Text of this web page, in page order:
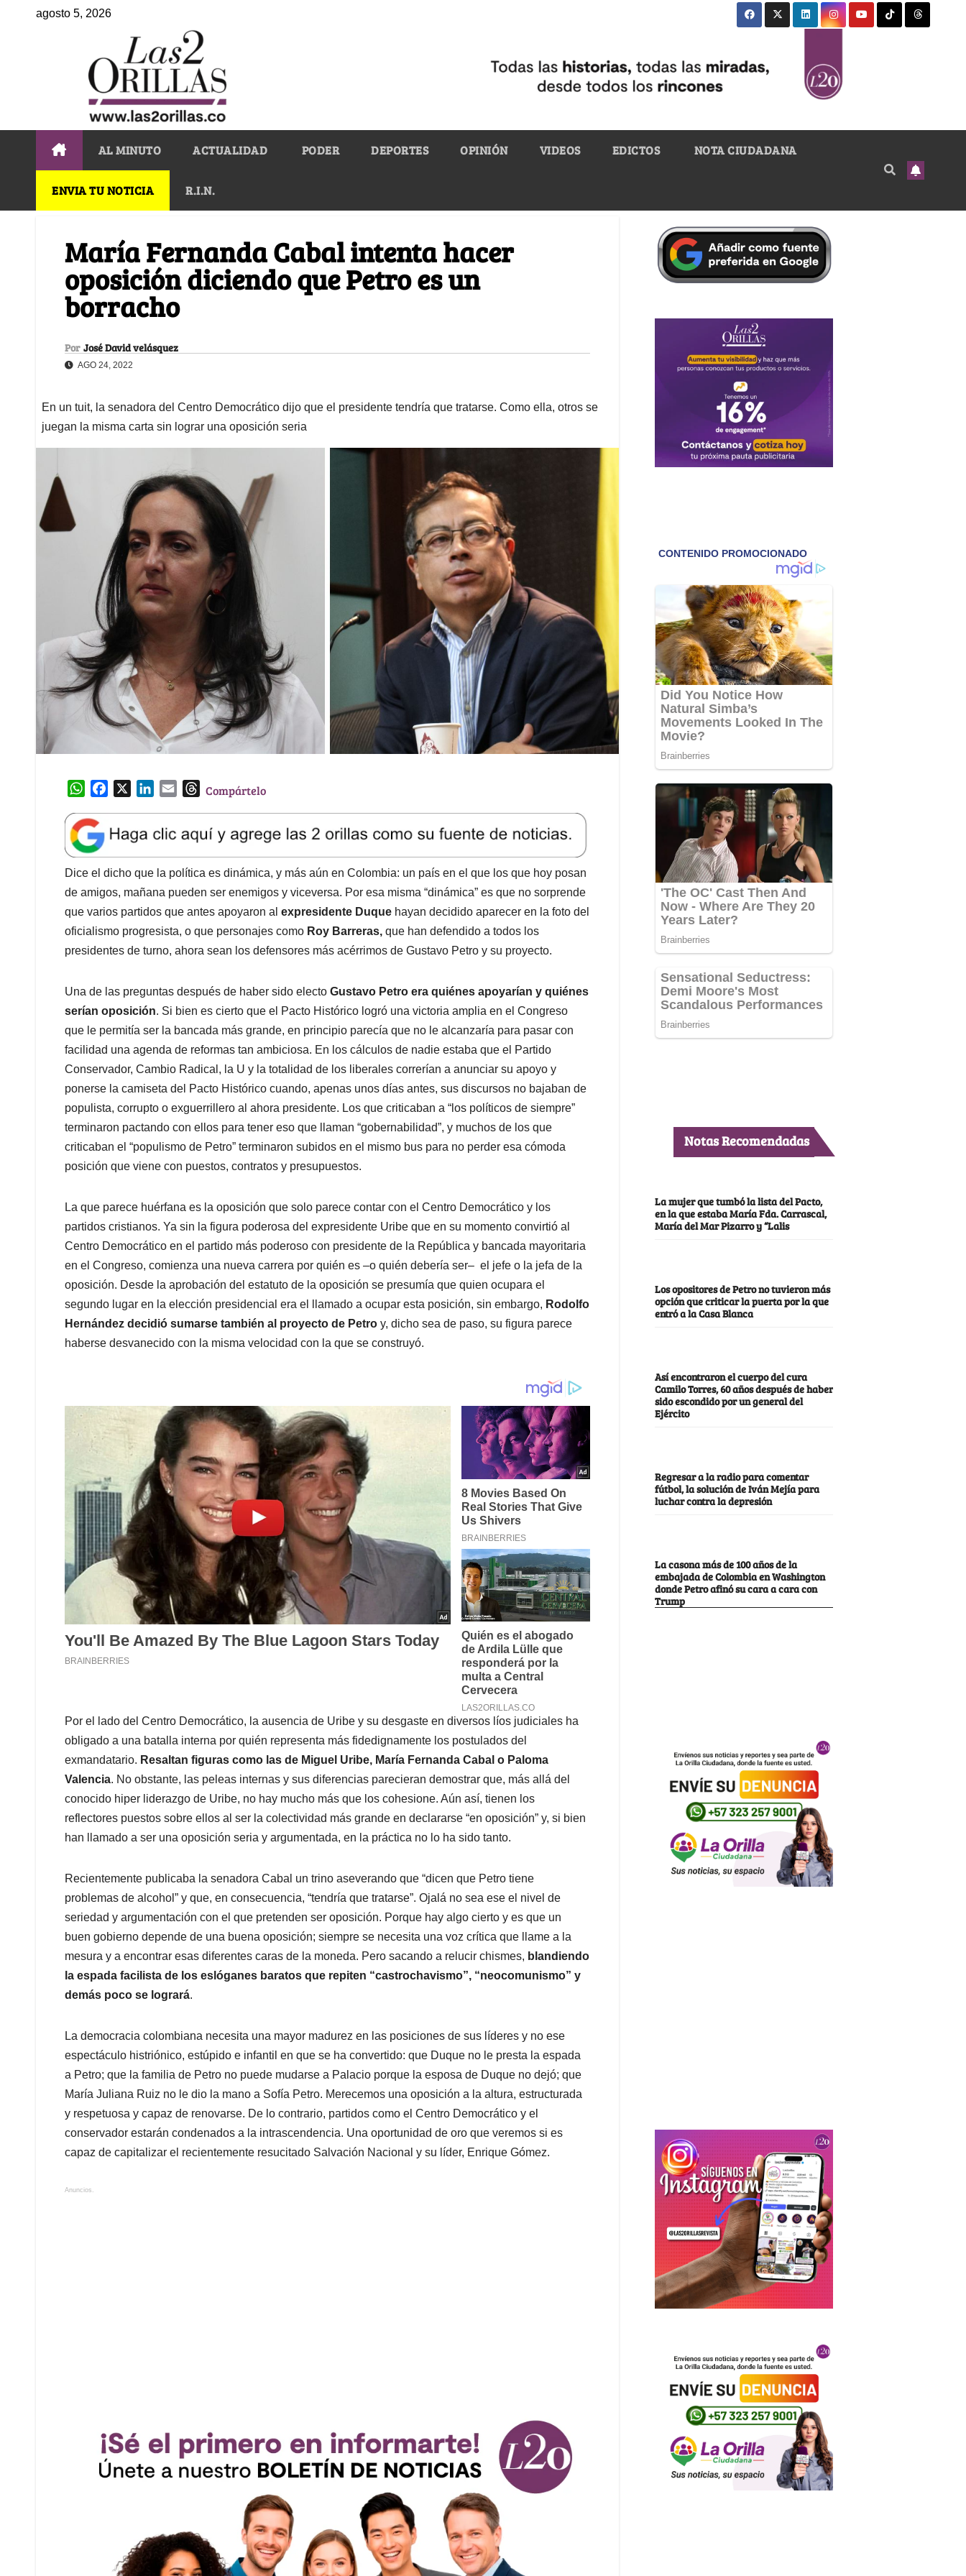
agosto 5, 2026
AL MINUTO ACTUALIDAD PODER DEPORTES OPINIÓN VIDEOS EDICTOS NOTA CIUDADANA
ENVIA TU NOTICIA R.I.N.
María Fernanda Cabal intenta hacer
oposición diciendo que Petro es un
borracho
Por José David velásquez
AGO 24, 2022
En un tuit, la senadora del Centro Democrático dijo que el presidente tendría que tratarse. Como ella, otros se
juegan la misma carta sin lograr una oposición seria
W
a
t
s
A
p
p
e
b
o
o
k
k
e
d
I
n
l
T
e
a
d
s
Compártelo
Dice el dicho que la política es dinámica, y más aún en Colombia: un país en el que los que hoy posan
de amigos, mañana pueden ser enemigos y viceversa. Por esa misma “dinámica” es que no sorprende
que varios partidos que antes apoyaron al expresidente Duque hayan decidido aparecer en la foto del
oficialismo progresista, o que personajes como Roy Barreras, que han defendido a todos los
presidentes de turno, ahora sean los defensores más acérrimos de Gustavo Petro y su proyecto.
Una de las preguntas después de haber sido electo Gustavo Petro era quiénes apoyarían y quiénes
serían oposición. Si bien es cierto que el Pacto Histórico logró una victoria amplia en el Congreso
que le permitía ser la bancada más grande, en principio parecía que no le alcanzaría para pasar con
facilidad una agenda de reformas tan ambiciosa. En los cálculos de nadie estaba que el Partido
Conservador, Cambio Radical, la U y la totalidad de los liberales correrían a anunciar su apoyo y
ponerse la camiseta del Pacto Histórico cuando, apenas unos días antes, sus discursos no bajaban de
populista, corrupto o exguerrillero al ahora presidente. Los que criticaban a “los políticos de siempre”
terminaron pactando con ellos para tener eso que llaman “gobernabilidad”, y muchos de los que
criticaban el “populismo de Petro” terminaron subidos en el mismo bus para no perder esa cómoda
posición que viene con puestos, contratos y presupuestos.
La que parece huérfana es la oposición que solo parece contar con el Centro Democrático y los
partidos cristianos. Ya sin la figura poderosa del expresidente Uribe que en su momento convirtió al
Centro Democrático en el partido más poderoso con presidente de la República y bancada mayoritaria
en el Congreso, comienza una nueva carrera por quién es –o quién debería ser– el jefe o la jefa de la
oposición. Desde la aprobación del estatuto de la oposición se presumía que quien ocupara el
segundo lugar en la elección presidencial era el llamado a ocupar esta posición, sin embargo, Rodolfo
Hernández decidió sumarse también al proyecto de Petro y, dicho sea de paso, su figura parece
haberse desvanecido con la misma velocidad con la que se construyó.
Por el lado del Centro Democrático, la ausencia de Uribe y su desgaste en diversos líos judiciales ha
obligado a una batalla interna por quién representa más fidedignamente los postulados del
exmandatario. Resaltan figuras como las de Miguel Uribe, María Fernanda Cabal o Paloma
Valencia. No obstante, las peleas internas y sus diferencias parecieran demostrar que, más allá del
conocido hiper liderazgo de Uribe, no hay mucho más que los cohesione. Aún así, tienen los
reflectores puestos sobre ellos al ser la colectividad más grande en declararse “en oposición” y, si bien
han llamado a ser una oposición seria y argumentada, en la práctica no lo ha sido tanto.
Recientemente publicaba la senadora Cabal un trino aseverando que “dicen que Petro tiene
problemas de alcohol” y que, en consecuencia, “tendría que tratarse”. Ojalá no sea ese el nivel de
seriedad y argumentación con el que pretenden ser oposición. Porque hay algo cierto y es que un
buen gobierno depende de una buena oposición; siempre se necesita una voz crítica que llame a la
mesura y a encontrar esas diferentes caras de la moneda. Pero sacando a relucir chismes, blandiendo
la espada facilista de los eslóganes baratos que repiten “castrochavismo”, “neocomunismo” y
demás poco se logrará.
La democracia colombiana necesita una mayor madurez en las posiciones de sus líderes y no ese
espectáculo histriónico, estúpido e infantil en que se ha convertido: que Duque no le presta la espada
a Petro; que la familia de Petro no puede mudarse a Palacio porque la esposa de Duque no dejó; que
María Juliana Ruiz no le dio la mano a Sofía Petro. Merecemos una oposición a la altura, estructurada
y respetuosa y capaz de renovarse. De lo contrario, partidos como el Centro Democrático y el
conservador estarán condenados a la intrascendencia. Una oportunidad de oro que veremos si es
capaz de capitalizar el recientemente resucitado Salvación Nacional y su líder, Enrique Gómez.
Anuncios.
Notas Recomendadas
La mujer que tumbó la lista del Pacto,
en la que estaba María Fda. Carrascal,
María del Mar Pizarro y “Lalis
Los opositores de Petro no tuvieron más
opción que criticar la puerta por la que
entró a la Casa Blanca
Así encontraron el cuerpo del cura
Camilo Torres, 60 años después de haber
sido escondido por un general del
Ejército
Regresar a la radio para comentar
fútbol, la solución de Iván Mejía para
luchar contra la depresión
La casona más de 100 años de la
embajada de Colombia en Washington
donde Petro afinó su cara a cara con
Trump